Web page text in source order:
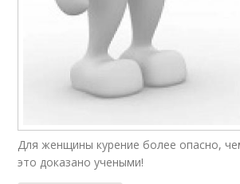
Для женщины курение более опасно,
это доказано учеными!